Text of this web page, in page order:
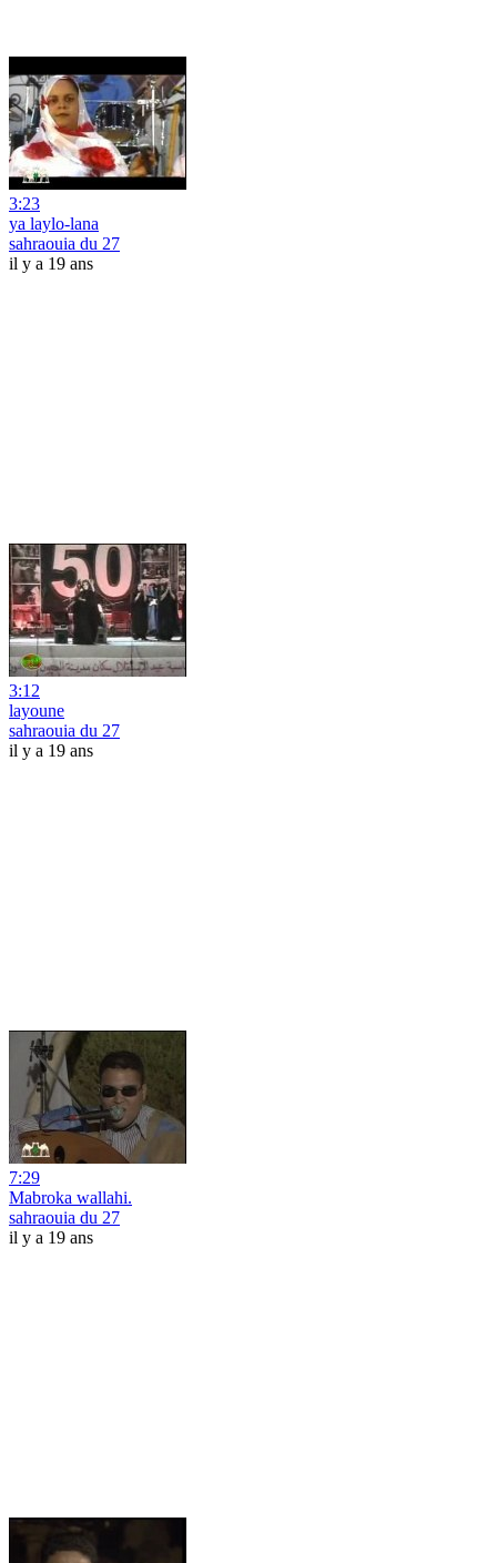
3:23
ya laylo-lana
sahraouia du 27
il y a 19 ans
3:12
layoune
sahraouia du 27
il y a 19 ans
7:29
Mabroka wallahi.
sahraouia du 27
il y a 19 ans